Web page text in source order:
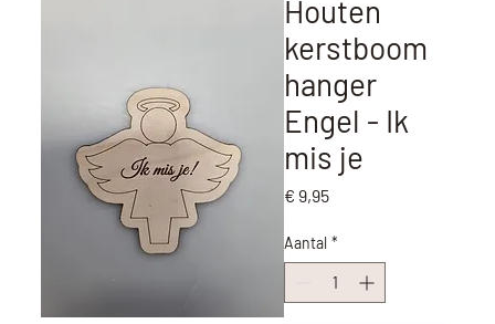
Houten
kerstboom
hanger
Engel - Ik
mis je
€ 9,95Prijs
Aantal *